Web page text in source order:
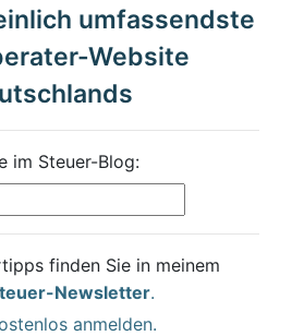
umfassendste
Website
im Steuer-Blog:
finden Sie in meinem
Newsletter.
anmelden.